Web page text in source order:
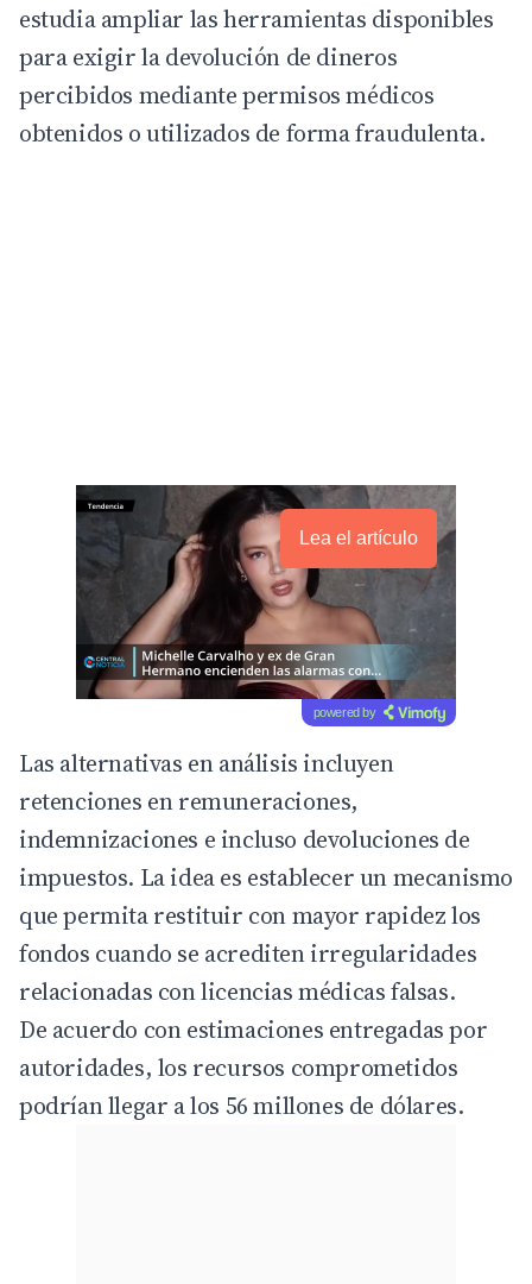
estudia ampliar las herramientas disponibles
para exigir la devolución de dineros
percibidos mediante permisos médicos
obtenidos o utilizados de forma fraudulenta.
Lea el artículo
powered by
Las alternativas en análisis incluyen
retenciones en remuneraciones,
indemnizaciones e incluso devoluciones de
impuestos. La idea es establecer un mecanismo
que permita restituir con mayor rapidez los
fondos cuando se acrediten irregularidades
relacionadas con licencias médicas falsas.
De acuerdo con estimaciones entregadas por
autoridades, los recursos comprometidos
podrían llegar a los 56 millones de dólares.